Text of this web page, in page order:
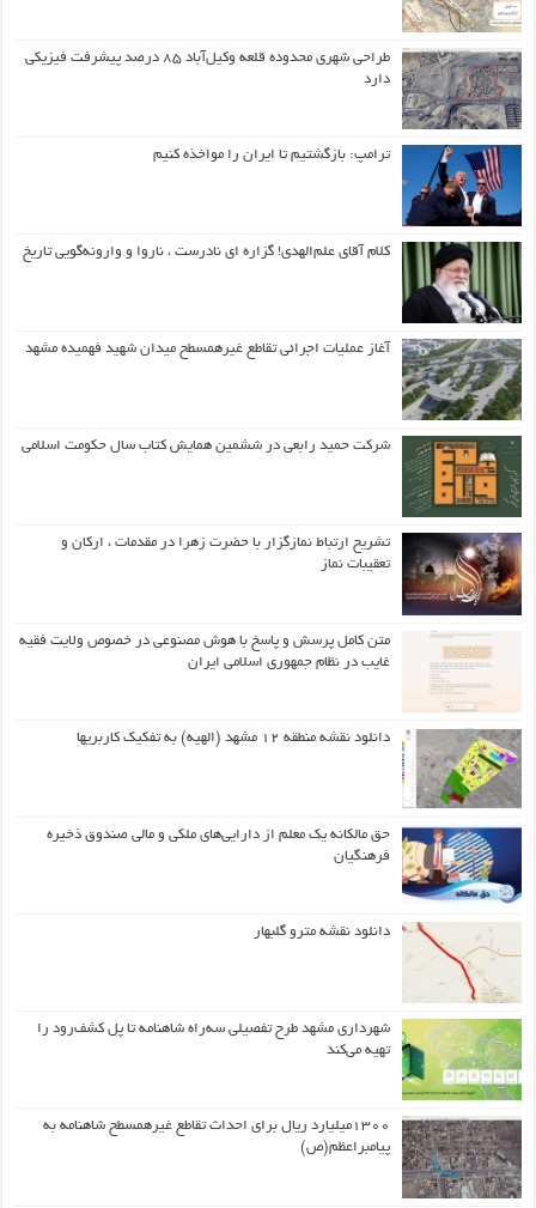
طراحی شهری محدوده قلعه وکیل‌آباد ۸۵ درصد پیشرفت فیزیکی
دارد
ترامپ: بازگشتیم تا ایران را مواخذه کنیم
کلام آقای علم‌الهدی! گزاره ای نادرست ، ناروا و وارونه‌گویی تاریخ
آغاز عملیات اجرائی تقاطع غیرهمسطح میدان شهید فهمیده مشهد
شرکت حمید رابعی در ششمین همایش کتاب سال حکومت اسلامی
تشریح ارتباط نمازگزار با حضرت زهرا در مقدمات ، ارکان و
تعقیبات نماز
متن کامل پرسش و پاسخ با هوش مصنوعی در خصوص ولایت فقیه
غایب در نظام جمهوری اسلامی ایران
دانلود نقشه منطقه ۱۲ مشهد (الهیه) به تفکیک کاربریها
حق مالکانه یک معلم از دارایی‌های ملکی و مالی صندوق ذخیره
فرهنگیان
دانلود نقشه مترو گلبهار
شهرداری مشهد طرح تفصیلی سه‌راه شاهنامه تا پل کشف‌رود را
تهیه می‌کند
۱۳۰۰میلیارد ریال برای احداث تقاطع غیرهمسطح شاهنامه به
پیامبراعظم(ص)